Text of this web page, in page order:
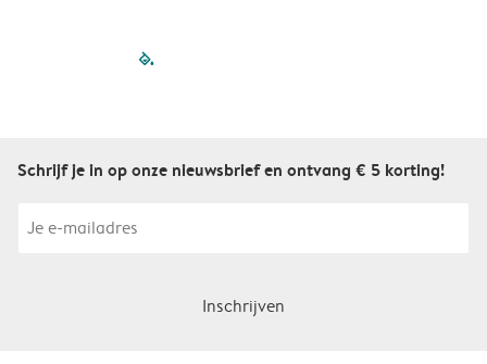
filled-pagination
Schrijf je in op onze nieuwsbrief en ontvang € 5 korting!
Inschrijven